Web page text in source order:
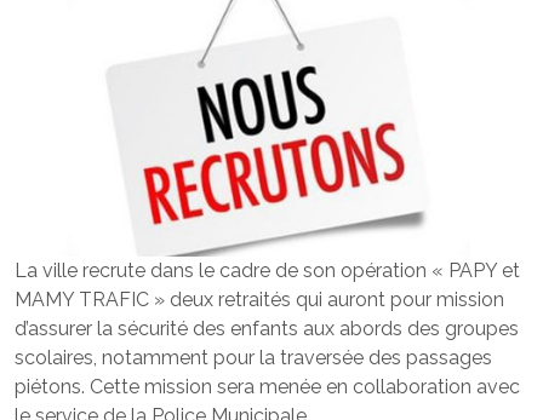
La ville recrute dans le cadre de son opération « PAPY et
MAMY TRAFIC » deux retraités qui auront pour mission
d’assurer la sécurité des enfants aux abords des groupes
scolaires, notamment pour la traversée des passages
piétons. Cette mission sera menée en collaboration avec